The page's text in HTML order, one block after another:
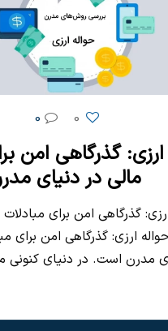
0
0
گذرگاهی امن
مالی در دنیای
گذرگاهی امن برای
ارزی: گذرگاهی امن برای
مدرن است. در دنیای کنونی